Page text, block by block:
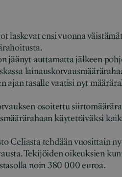
laskevat ensi vuonna
jäänyt auttamatta jälkeen
ajan tasalle vaatisi nyt
osoitettu
käytettäväksi
Celiasta tehdään vuosittain
Tekijöiden oikeuksien
noin 380 000 euroa.